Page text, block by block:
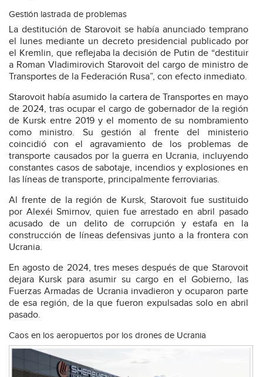
Gestión lastrada de problemas
La destitución de Starovoit se había anunciado temprano
el lunes mediante un decreto presidencial publicado por
el Kremlin, que reflejaba la decisión de Putin de “destituir
a Roman Vladimirovich Starovoit del cargo de ministro de
Transportes de la Federación Rusa”, con efecto inmediato.
Starovoit había asumido la cartera de Transportes en mayo
de 2024, tras ocupar el cargo de gobernador de la región
de Kursk entre 2019 y el momento de su nombramiento
como ministro. Su gestión al frente del ministerio
coincidió con el agravamiento de los problemas de
transporte causados por la guerra en Ucrania, incluyendo
constantes casos de sabotaje, incendios y explosiones en
las líneas de transporte, principalmente ferroviarias.
Al frente de la región de Kursk, Starovoit fue sustituido
por Alexéi Smirnov, quien fue arrestado en abril pasado
acusado de un delito de corrupción y estafa en la
construcción de líneas defensivas junto a la frontera con
Ucrania.
En agosto de 2024, tres meses después de que Starovoit
dejara Kursk para asumir su cargo en el Gobierno, las
Fuerzas Armadas de Ucrania invadieron y ocuparon parte
de esa región, de la que fueron expulsadas solo en abril
pasado.
Caos en los aeropuertos por los drones de Ucrania